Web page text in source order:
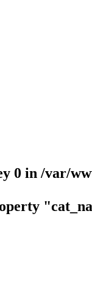
0 in /var/